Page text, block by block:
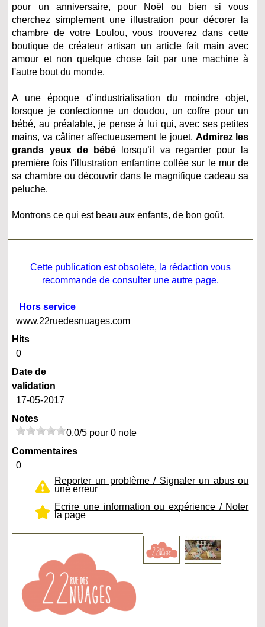
pour un anniversaire, pour Noël ou bien si vous
cherchez simplement une illustration pour décorer la
chambre de votre Loulou, vous trouverez dans cette
boutique de créateur artisan un article fait main avec
amour et non quelque chose fait par une machine à
l'autre bout du monde.
A une époque d’industrialisation du moindre objet,
lorsque je confectionne un doudou, un coffre pour un
bébé, au préalable, je pense à lui qui, avec ses petites
mains, va câliner affectueusement le jouet. Admirez les
grands yeux de bébé lorsqu’il va regarder pour la
première fois l'illustration enfantine collée sur le mur de
sa chambre ou découvrir dans le magnifique cadeau sa
peluche.
Montrons ce qui est beau aux enfants, de bon goût.
Cette publication est obsolète, la rédaction vous
recommande de consulter une autre page.
Hors service
www.22ruedesnuages.com
Hits
0
Date de
validation
17-05-2017
Notes
0.0/5 pour 0 note
Commentaires
0
Reporter un problème / Signaler un abus ou
une erreur
Ecrire une information ou expérience / Noter
la page